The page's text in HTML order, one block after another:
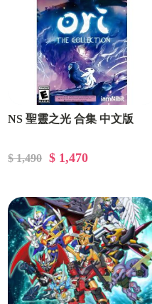
NS 聖靈之光 合集 中文版
$ 1,490 $ 1,470